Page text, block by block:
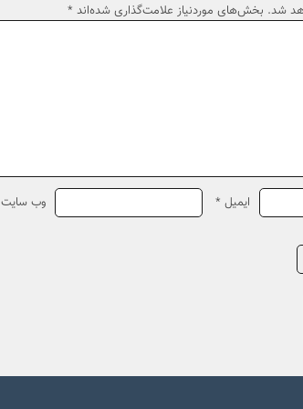
شد. بخش‌های موردنیاز علامت‌گذاری شده‌اند *
ایمیل * وب‌ سایت